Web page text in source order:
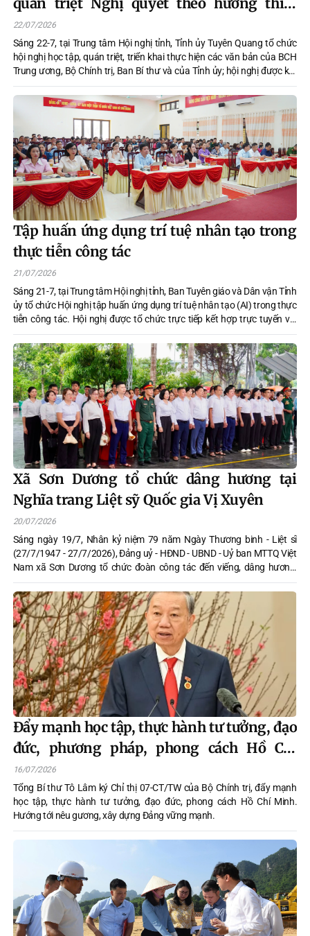
thực, hiệu quả
22/07/2026
Sáng 22-7, tại Trung tâm Hội nghị tỉnh, Tỉnh ủy Tuyên Quang tổ chức
hội nghị học tập, quán triệt, triển khai thực hiện các văn bản của BCH
Trung ương, Bộ Chính trị, Ban Bí thư và của Tỉnh ủy; hội nghị được kết
nối trực tuyến đến các xã, phường trên địa bàn.
Tập huấn ứng dụng trí tuệ nhân tạo trong
thực tiễn công tác
21/07/2026
Sáng 21-7, tại Trung tâm Hội nghị tỉnh, Ban Tuyên giáo và Dân vận Tỉnh
ủy tổ chức Hội nghị tập huấn ứng dụng trí tuệ nhân tạo (AI) trong thực
tiễn công tác. Hội nghị được tổ chức trực tiếp kết hợp trực tuyến với
124 điểm cầu xã, phường trên địa bàn tỉnh.
Xã Sơn Dương tổ chức dâng hương tại
Nghĩa trang Liệt sỹ Quốc gia Vị Xuyên
20/07/2026
Sáng ngày 19/7, Nhân kỷ niệm 79 năm Ngày Thương binh - Liệt sĩ
(27/7/1947 - 27/7/2026), Đảng uỷ - HĐND - UBND - Uỷ ban MTTQ Việt
Nam xã Sơn Dương tổ chức đoàn công tác đến viếng, dâng hương,
dâng hoa tại Nghĩa trang Liệt sĩ Quốc gia Vị Xuyên.
Đẩy mạnh học tập, thực hành tư tưởng, đạo
đức, phương pháp, phong cách Hồ Chí
Minh trong giai đoạn phát triển mới
16/07/2026
Tổng Bí thư Tô Lâm ký Chỉ thị 07-CT/TW của Bộ Chính trị, đẩy mạnh
học tập, thực hành tư tưởng, đạo đức, phong cách Hồ Chí Minh.
Hướng tới nêu gương, xây dựng Đảng vững mạnh.